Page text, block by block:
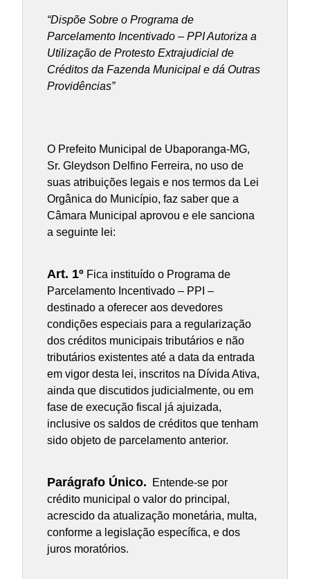
“Dispõe Sobre o Programa de
Parcelamento Incentivado – PPI Autoriza a
Utilização de Protesto Extrajudicial de
Créditos da Fazenda Municipal e dá Outras
Providências”
O Prefeito Municipal de Ubaporanga-MG,
Sr. Gleydson Delfino Ferreira, no uso de
suas atribuições legais e nos termos da Lei
Orgânica do Município, faz saber que a
Câmara Municipal aprovou e ele sanciona
a seguinte lei:
Art. 1º Fica instituído o Programa de
Parcelamento Incentivado – PPI –
destinado a oferecer aos devedores
condições especiais para a regularização
dos créditos municipais tributários e não
tributários existentes até a data da entrada
em vigor desta lei, inscritos na Dívida Ativa,
ainda que discutidos judicialmente, ou em
fase de execução fiscal já ajuizada,
inclusive os saldos de créditos que tenham
sido objeto de parcelamento anterior.
Parágrafo Único. Entende-se por
crédito municipal o valor do principal,
acrescido da atualização monetária, multa,
conforme a legislação específica, e dos
juros moratórios.